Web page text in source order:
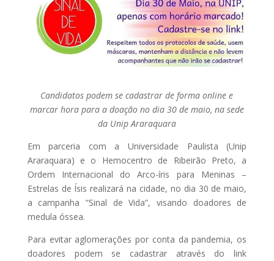
Candidatos podem se cadastrar de forma online e
marcar hora para a doação no dia 30 de maio, na sede
da Unip Araraquara
Em parceria com a Universidade Paulista (Unip
Araraquara) e o Hemocentro de Ribeirão Preto, a
Ordem Internacional do Arco-íris para Meninas –
Estrelas de Ísis realizará na cidade, no dia 30 de maio,
a campanha “Sinal de Vida”, visando doadores de
medula óssea.
Para evitar aglomerações por conta da pandemia, os
doadores podem se cadastrar através do link